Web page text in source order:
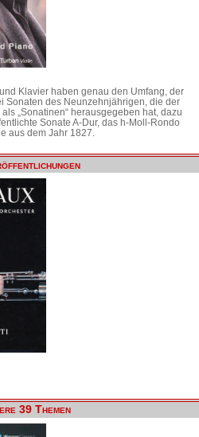
Klavier haben genau den Umfang, der
Sonaten des Neunzehnjährigen, die der
„Sonatinen“ herausgegeben hat, dazu
Sonate A-Dur, das h-Moll-Rondo
aus dem Jahr 1827.
39 Themen